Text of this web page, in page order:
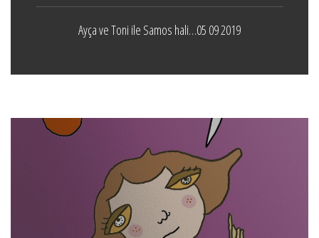
Ayça ve Toni ile Samos hali…05 09 2019